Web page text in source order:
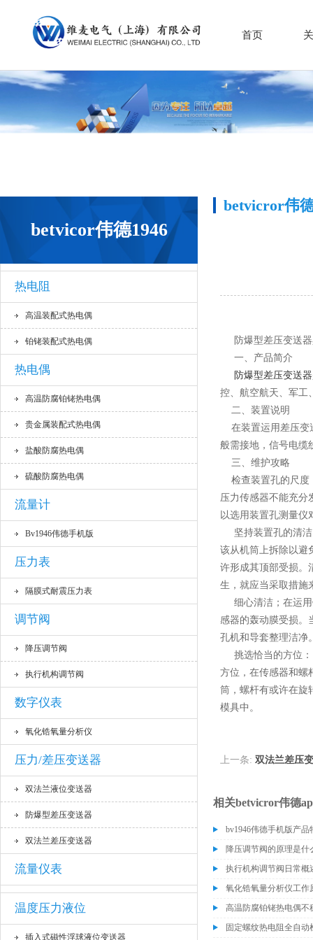
首页
betvicor伟德1946
热电阻
高温装配式热电偶
铂铑装配式热电偶
热电偶
高温防腐铂铑热电偶
贵金属装配式热电偶
盐酸防腐热电偶
硫酸防腐热电偶
流量计
Bv1946伟德手机版
压力表
隔膜式耐震压力表
调节阀
降压调节阀
执行机构调节阀
数字仪表
氧化锆氧量分析仪
压力/差压变送器
双法兰液位变送器
防爆型差压变送器
双法兰差压变送器
流量仪表
温度压力液位
插入式磁性浮球液位变送器
betvicror伟
防爆型差压变送器
一、产品简介
防爆型差压变送器
控、航空航天、军工
二、装置说明
在装置运用差压变
般需接地，信号电缆
三、维护攻略
检查装置孔的尺度
压力传感器不能充分
以选用装置孔测量仪
坚持装置孔的清洁
该从机筒上拆除以避
许形成其顶部受损。
生，就应当采取措施
细心清洁；在运用
感器的轰动膜受损。
孔机和导套整理洁净
挑选恰当的方位：
方位，在传感器和螺
筒，螺杆有或许在旋
模具中。
上一条: 双法兰差压
相关betvicror伟德
bv1946伟德手机版产品
降压调节阀的原理是什
执行机构调节阀日常概
氧化锆氧量分析仪工作
高温防腐铂铑热电偶不
固定螺纹热电阻全自动